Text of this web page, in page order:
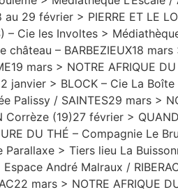
au 29 février > PIERRE ET LE
– Cie les Involtes >
château – BARBEZIEUX18
mars > NOTRE AFRIQUE
janvier > BLOCK – Cie La
Palissy / SAINTES29 mars >
Corrèze (19)27 février >
DU THÉ – Compagnie Le
Parallaxe > Tiers lieu La
André Malraux /
mars > NOTRE AFRIQUE